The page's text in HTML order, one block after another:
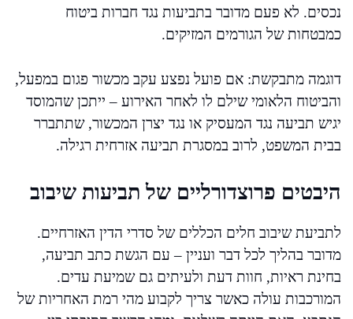
נכסים. לא פעם מדובר בתביעות נגד חברות ביטוח
כמבטחות של הגורמים המזיקים.
דוגמה מתבקשת: אם פועל נפצע עקב מכשור פגום במפעל,
והביטוח הלאומי שילם לו לאחר האירוע – ייתכן שהמוסד
יגיש תביעה נגד המעסיק או נגד יצרן המכשור, שתתברר
בבית המשפט, לרוב במסגרת תביעה אזרחית רגילה.
היבטים פרוצדורליים של תביעות שיבוב
לתביעת שיבוב חלים הכללים של סדרי הדין האזרחיים.
מדובר בהליך לכל דבר ועניין – עם הגשת כתב תביעה,
בחינת ראיות, חוות דעת ולעיתים גם שמיעת עדים.
המורכבות עולה כאשר צריך לקבוע מהי רמת האחריות של